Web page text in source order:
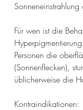
Für wen ist die
Personen die
(Sonnenflecken),
üblicherweise die
Kontraindikationen: